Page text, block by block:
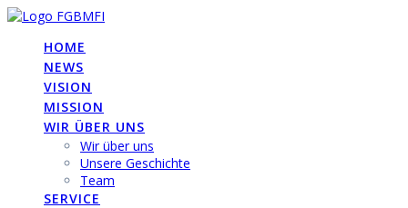
Skip
contentHOME
NEWS
VISION
MISSION
WIR ÜBER UNS
Wir über uns
Unsere Geschichte
Team
SERVICE